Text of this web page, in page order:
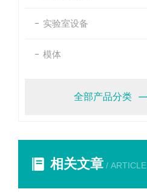
实验室设备
模体
全部产品分类
相关文章 / ARTICLE